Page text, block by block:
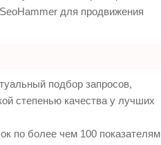
для продвижения
подбор запросов,
степенью качества у лучших
по более чем 100 показателям